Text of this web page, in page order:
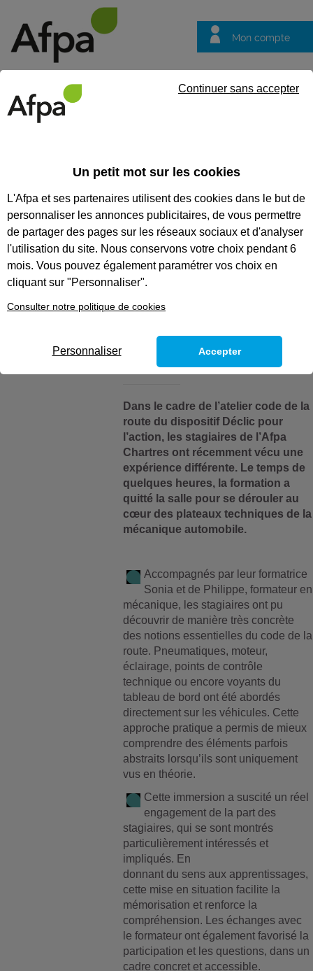
Mon compte
questions
Fil info
De la théorie à la
pratique : une
expérience
enrichissante pour
les stagiaires Declic
de Chartres
Dans le cadre de l’atelier code de la
route du dispositif Déclic pour
l’action, les stagiaires de l’Afpa
Chartres ont récemment vécu une
expérience différente. Le temps de
quelques heures, la formation a
quitté la salle pour se dérouler au
cœur des plateaux techniques de la
mécanique automobile.
Accompagnés par leur formatrice
Sonia et de Philippe, formateur en
mécanique, les stagiaires ont pu
découvrir de manière très concrète
des notions essentielles du code de la
route. Pneumatiques, moteur,
éclairage, points de contrôle
technique ou encore voyants du
tableau de bord ont été abordés
directement sur les véhicules. Cette
approche pratique a permis de mieux
comprendre des éléments parfois
abstraits lorsqu’ils sont uniquement
vus en théorie.
Cette immersion a suscité un réel
engagement de la part des
stagiaires, qui se sont montrés
particulièrement intéressés et
impliqués. En
donnant du sens aux apprentissages,
cette mise en situation facilite la
mémorisation et renforce la
compréhension. Les échanges avec
le formateur ont également favorisé la
participation et les questions, dans un
cadre concret et accessible.
Un petit mot sur les cookies
L'Afpa et ses partenaires utilisent des cookies dans le but de
personnaliser les annonces publicitaires, de vous permettre
de partager des pages sur les réseaux sociaux et d'analyser
l'utilisation du site. Nous conservons votre choix pendant 6
mois. Vous pouvez également paramétrer vos choix en
cliquant sur "Personnaliser".
Consulter notre politique de cookies
Continuer sans accepter
Personnaliser Accepter